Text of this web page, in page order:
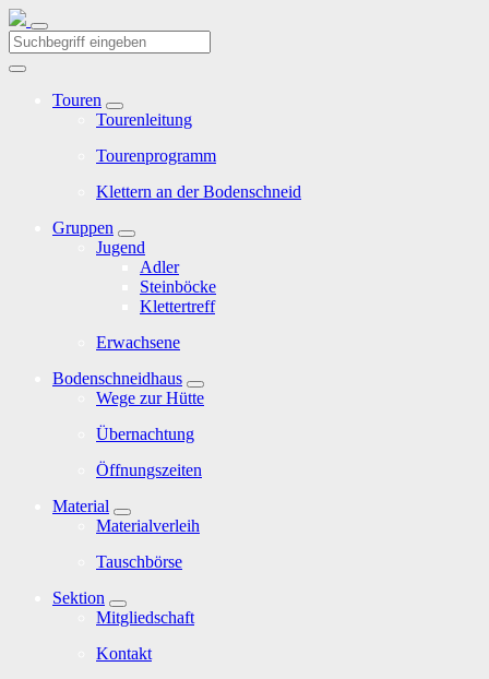
Touren
Tourenleitung
Tourenprogramm
Klettern an der Bodenschneid
Gruppen
Jugend
Adler
Steinböcke
Klettertreff
Erwachsene
Bodenschneidhaus
Wege zur Hütte
Übernachtung
Öffnungszeiten
Material
Materialverleih
Tauschbörse
Sektion
Mitgliedschaft
Kontakt